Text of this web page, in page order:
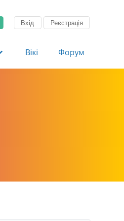
Вхід Реєстрація
Вікі Форум